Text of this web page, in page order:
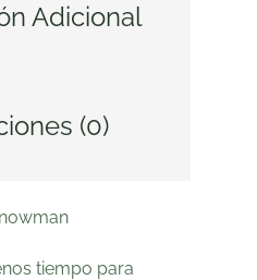
Adicional
(0)
tiempo para